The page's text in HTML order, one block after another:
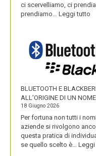
ci scervelliamo, ci
prendiamo… Leggi tutto
BLUETOOTH E
ALL’ORIGINE DI UN NOME
18 Giugno 2026
Per fortuna non tutti i
aziende si rivolgono
questa pratica di
se quello scelto è…